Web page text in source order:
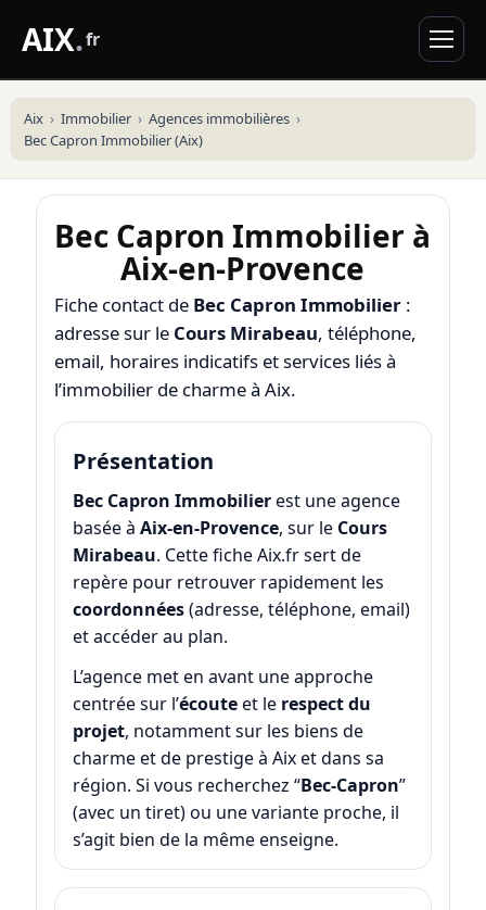
AIX.fr
Aix Immobilier
Agences immobilières
Bec Capron Immobilier (Aix)
Bec Capron Immobilier à
Aix-en-Provence
Fiche contact de Bec Capron Immobilier:
adresse sur le Cours Mirabeau, téléphone,
email, horaires indicatifs et services liés à
l’immobilier de charme à Aix.
Présentation
Bec Capron Immobilierest une agence
basée à Aix-en-Provence, sur le Cours
Mirabeau. Cette fiche Aix.fr sert de
repère pour retrouver rapidement les
coordonnées(adresse, téléphone, email)
et accéder au plan.
L’agence met en avant une approche
centrée sur l’écouteet le respect du
projet, notamment sur les biens de
charme et de prestige à Aix et dans sa
région. Si vous recherchez “Bec‑Capron”
(avec un tiret) ou une variante proche, il
s’agit bien de la même enseigne.